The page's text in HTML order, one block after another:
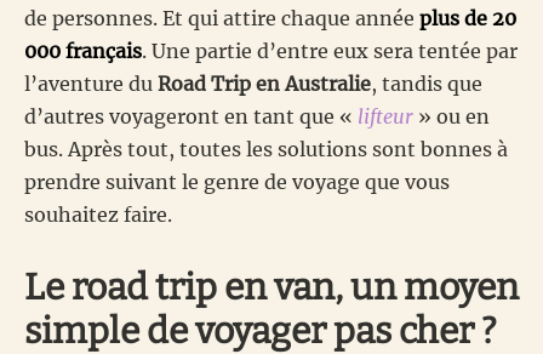
de personnes. Et qui attire chaque année plus de 20
000 français. Une partie d’entre eux sera tentée par
l’aventure du Road Trip en Australie, tandis que
d’autres voyageront en tant que « lifteur » ou en
bus. Après tout, toutes les solutions sont bonnes à
prendre suivant le genre de voyage que vous
souhaitez faire.
Le road trip en van, un moyen
simple de voyager pas cher ?